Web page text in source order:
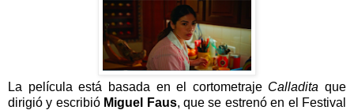
La película está basada en el cortometraje Calladita que
dirigió y escribió Miguel Faus, que se estrenó en el Festival